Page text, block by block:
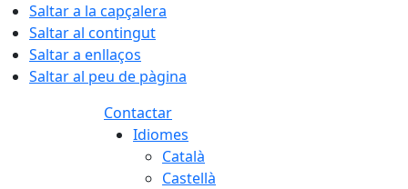
Saltar a la capçalera
Saltar al contingut
Saltar a enllaços
Saltar al peu de pàgina
Contactar
Idiomes
Català
Castellà